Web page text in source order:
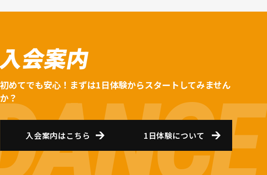
会案内
初めてでも安心！まずは1日体験からスタートしてみません
か？
入会案内はこちら 1日体験について